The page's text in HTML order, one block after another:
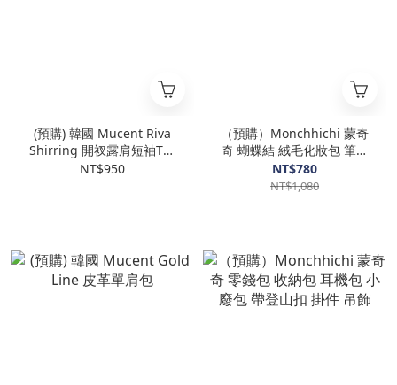
(預購) 韓國 Mucent Riva
Shirring 開衩露肩短袖T恤
(2colors)
NT$950
（預購）Monchhichi 蒙奇
奇 蝴蝶結 絨毛化妝包 筆袋
收納袋
NT$780
NT$1,080